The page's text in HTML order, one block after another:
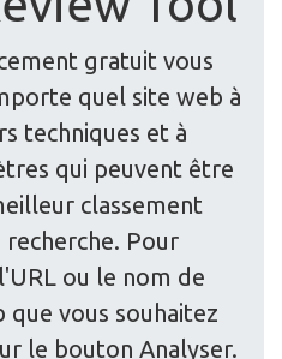
gratuit vous
quel site web à
techniques et à
qui peuvent être
classement
Pour
ou le nom de
que vous souhaitez
le bouton Analyser.